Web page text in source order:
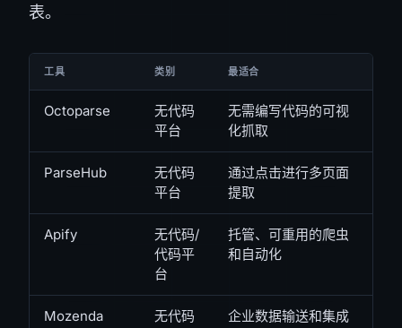
表。
工具 类别 最适合
Octoparse
无代码
平台
无需编写代码的可视
化抓取
ParseHub
无代码
平台
通过点击进行多页面
提取
Apify
无代码/
代码平
台
托管、可重用的爬虫
和自动化
Mozenda
无代码
企业数据输送和集成